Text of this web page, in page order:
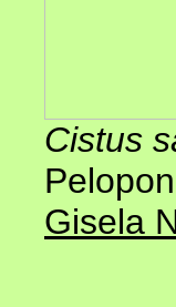
Cistus
Gisela